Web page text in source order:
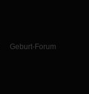
Geburt-Forum